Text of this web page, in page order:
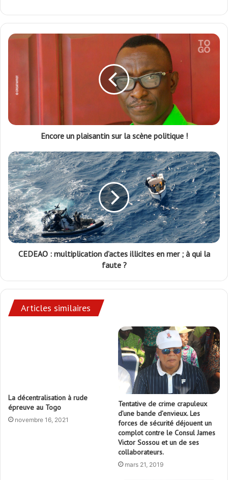
Encore un plaisantin sur la scène politique !
CEDEAO : multiplication d’actes illicites en mer ; à qui la
faute ?
Articles similaires
La décentralisation à rude
épreuve au Togo
novembre 16, 2021
Tentative de crime crapuleux
d’une bande d’envieux. Les
forces de sécurité déjouent un
complot contre le Consul James
Victor Sossou et un de ses
collaborateurs.
mars 21, 2019